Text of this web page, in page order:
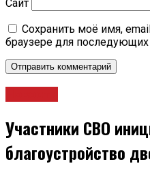
Сайт
Сохранить моё имя,
браузере для
Участники СВО
благоустройство